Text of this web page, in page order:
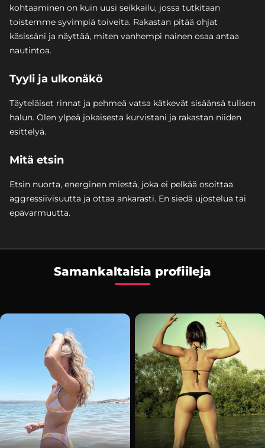
kohtaaminen on kuin uusi seikkailu, jossa tutkitaan
toistemme syvimpiä toiveita. Rakastan pitää ohjat
käsissäni ja näyttää, miten vanhempi nainen osaa antaa
nautintoa.
Tyyli ja ulkonäkö
Täyteläiset rinnat ja pehmeä vatsa kätkevät sisäänsä tulisen
halun. Olen ylpeä jokaisesta kurvistani ja rakastan niiden
esittelyä.
Mitä etsin
Etsin nuorta, energinen miestä, joka ei pelkää osoittaa
aggressiivisuutta ja ottaa ankarasti. En siedä ujostelua tai
epävarmuutta.
Samankaltaisia profiileja